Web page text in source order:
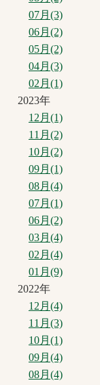
07月(3)
06月(2)
05月(2)
04月(3)
02月(1)
2023年
12月(1)
11月(2)
10月(2)
09月(1)
08月(4)
07月(1)
06月(2)
03月(4)
02月(4)
01月(9)
2022年
12月(4)
11月(3)
10月(1)
09月(4)
08月(4)